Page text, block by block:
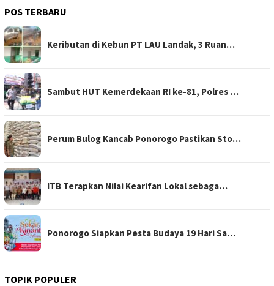
POS TERBARU
Keributan di Kebun PT LAU Landak, 3 Ruan…
Sambut HUT Kemerdekaan RI ke-81, Polres …
Perum Bulog Kancab Ponorogo Pastikan Sto…
ITB Terapkan Nilai Kearifan Lokal sebaga…
Ponorogo Siapkan Pesta Budaya 19 Hari Sa…
TOPIK POPULER